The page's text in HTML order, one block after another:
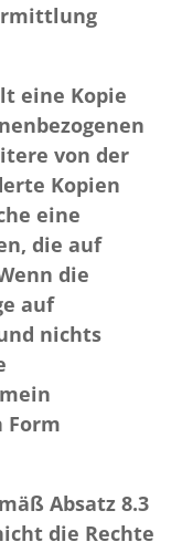
eine Kopie
von der
Kopien
eine
die auf
die
auf
nichts
Form
Absatz 8.3
die Rechte